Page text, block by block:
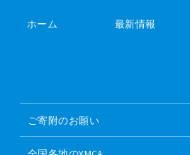
ホーム 最新情報
ご寄附のお願い